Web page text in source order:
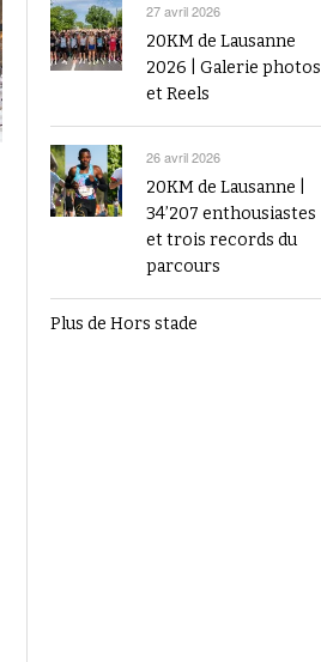
27 avril 2026
20KM de Lausanne
2026 | Galerie photos
et Reels
26 avril 2026
20KM de Lausanne |
34’207 enthousiastes
et trois records du
parcours
Plus de Hors stade